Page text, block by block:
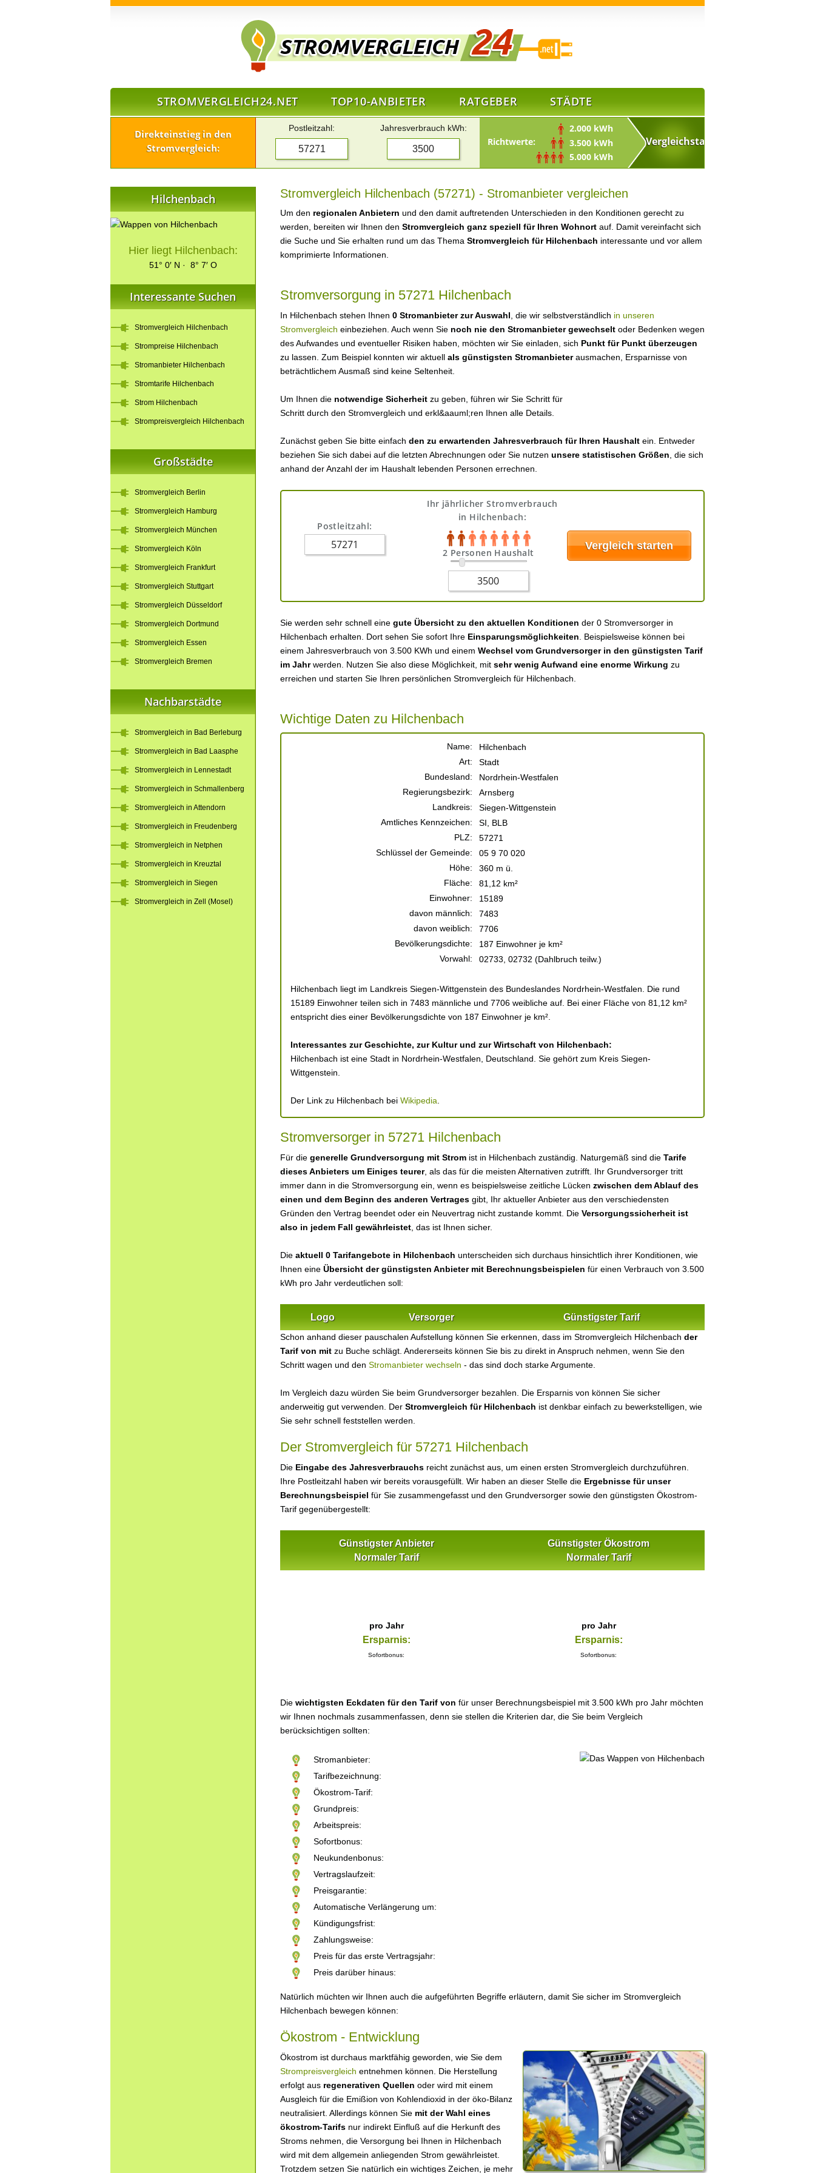
STROMVERGLEICH24.NET TOP10-ANBIETER RATGEBER STÄDTE
Direkteinstieg in den
Stromvergleich:
Postleitzahl: Jahresverbrauch kWh:
Richtwerte:
2.000 kWh
3.500 kWh
5.000 kWh
Stromvergleich Hilchenbach (57271) - Stromanbieter vergleichen
Um den regionalen Anbietern und den damit auftretenden Unterschieden in den Konditionen gerecht zu
werden, bereiten wir Ihnen den Stromvergleich ganz speziell für Ihren Wohnort auf. Damit vereinfacht sich
die Suche und Sie erhalten rund um das Thema Stromvergleich für Hilchenbach interessante und vor allem
komprimierte Informationen.
Stromversorgung in 57271 Hilchenbach
In Hilchenbach stehen Ihnen 0 Stromanbieter zur Auswahl , die wir selbstverständlich in unseren
Stromvergleich einbeziehen. Auch wenn Sie noch nie den Stromanbieter gewechselt oder Bedenken wegen
des Aufwandes und eventueller Risiken haben, möchten wir Sie einladen, sich Punkt für Punkt überzeugen
zu lassen. Zum Beispiel konnten wir aktuell als günstigsten Stromanbieterausmachen, Ersparnisse von
beträchtlichem Ausmaß sind keine Seltenheit.
Um Ihnen die notwendige Sicherheit zu geben, führen wir Sie Schritt für
Schritt durch den Stromvergleich und erkl&aauml;ren Ihnen alle Details.
Zunächst geben Sie bitte einfach den zu erwartenden Jahresverbrauch für Ihren Haushalt ein. Entweder
beziehen Sie sich dabei auf die letzten Abrechnungen oder Sie nutzen unsere statistischen Größen , die sich
anhand der Anzahl der im Haushalt lebenden Personen errechnen.
Postleitzahl:
Ihr jährlicher Stromverbrauch
in Hilchenbach:
2 Personen Haushalt
Sie werden sehr schnell eine gute Übersicht zu den aktuellen Konditionen der 0 Stromversorger in
Hilchenbach erhalten. Dort sehen Sie sofort Ihre Einsparungsmöglichkeiten . Beispielsweise können bei
einem Jahresverbrauch von 3.500 KWh und einem Wechsel vom Grundversorger in den günstigsten Tarif
im Jahrwerden. Nutzen Sie also diese Möglichkeit, mit sehr wenig Aufwand eine enorme Wirkung zu
erreichen und starten Sie Ihren persönlichen Stromvergleich für Hilchenbach.
Wichtige Daten zu Hilchenbach
Name:
Hilchenbach
Art:
Stadt
Bundesland:
Nordrhein-Westfalen
Regierungsbezirk:
Arnsberg
Landkreis:
Siegen-Wittgenstein
Amtliches Kennzeichen:
SI, BLB
PLZ:
57271
Schlüssel der Gemeinde:
05 9 70 020
Höhe:
360 m ü.
Fläche:
81,12 km²
Einwohner:
15189
davon männlich:
7483
davon weiblich:
7706
Bevölkerungsdichte:
187 Einwohner je km²
Vorwahl:
02733, 02732 (Dahlbruch teilw.)
Hilchenbach liegt im Landkreis Siegen-Wittgenstein des Bundeslandes Nordrhein-Westfalen. Die rund
15189 Einwohner teilen sich in 7483 männliche und 7706 weibliche auf. Bei einer Fläche von 81,12 km²
entspricht dies einer Bevölkerungsdichte von 187 Einwohner je km².
Interessantes zur Geschichte, zur Kultur und zur Wirtschaft von Hilchenbach:
Hilchenbach ist eine Stadt in Nordrhein-Westfalen, Deutschland. Sie gehört zum Kreis Siegen-
Wittgenstein.
Der Link zu Hilchenbach bei Wikipedia
Stromversorger in 57271 Hilchenbach
Für die generelle Grundversorgung mit Strom ist in Hilchenbach zuständig. Naturgemäß sind die Tarife
dieses Anbieters um Einiges teurer, als das für die meisten Alternativen zutrifft. Ihr Grundversorger tritt
immer dann in die Stromversorgung ein, wenn es beispielsweise zeitliche Lücken zwischen dem Ablauf des
einen und dem Beginn des anderen Vertrages gibt, Ihr aktueller Anbieter aus den verschiedensten
Gründen den Vertrag beendet oder ein Neuvertrag nicht zustande kommt. Die Versorgungssicherheit ist
also in jedem Fall gewährleistet , das ist Ihnen sicher.
Die aktuell 0 Tarifangebote in Hilchenbach unterscheiden sich durchaus hinsichtlich ihrer Konditionen, wie
Ihnen eine Übersicht der günstigsten Anbieter mit Berechnungsbeispielen für einen Verbrauch von 3.500
kWh pro Jahr verdeutlichen soll:
Logo Versorger Günstigster Tarif
Schon anhand dieser pauschalen Aufstellung können Sie erkennen, dass im Stromvergleich Hilchenbach der
Tarif von mit zu Buche schlägt. Andererseits können Sie bis zu direkt in Anspruch nehmen, wenn Sie den
Schritt wagen und den Stromanbieter wechseln - das sind doch starke Argumente.
Im Vergleich dazu würden Sie beim Grundversorger bezahlen. Die Ersparnis von können Sie sicher
anderweitig gut verwenden. Der Stromvergleich für Hilchenbach ist denkbar einfach zu bewerkstelligen, wie
Sie sehr schnell feststellen werden.
Der Stromvergleich für 57271 Hilchenbach
Die Eingabe des Jahresverbrauchs reicht zunächst aus, um einen ersten Stromvergleich durchzuführen.
Ihre Postleitzahl haben wir bereits vorausgefüllt. Wir haben an dieser Stelle die Ergebnisse für unser
Berechnungsbeispiel für Sie zusammengefasst und den Grundversorger sowie den günstigsten Ökostrom-
Tarif gegenübergestellt:
Günstigster Anbieter
Normaler Tarif
Günstigster Ökostrom
Normaler Tarif
pro Jahr
Ersparnis:
Sofortbonus:
pro Jahr
Ersparnis:
Sofortbonus:
Die wichtigsten Eckdaten für den Tarif von für unser Berechnungsbeispiel mit 3.500 kWh pro Jahr möchten
wir Ihnen nochmals zusammenfassen, denn sie stellen die Kriterien dar, die Sie beim Vergleich
berücksichtigen sollten:
Stromanbieter:
Tarifbezeichnung:
Ökostrom-Tarif:
Grundpreis:
Arbeitspreis:
Sofortbonus:
Neukundenbonus:
Vertragslaufzeit:
Preisgarantie:
Automatische Verlängerung um:
Kündigungsfrist:
Zahlungsweise:
Preis für das erste Vertragsjahr:
Preis darüber hinaus:
Natürlich müchten wir Ihnen auch die aufgeführten Begriffe erläutern, damit Sie sicher im Stromvergleich
Hilchenbach bewegen können:
Ökostrom - Entwicklung
Ökostrom ist durchaus marktfähig geworden, wie Sie dem
Strompreisvergleich entnehmen können. Die Herstellung
erfolgt aus regenerativen Quellen oder wird mit einem
Ausgleich für die Emißion von Kohlendioxid in der öko-Bilanz
neutralisiert. Allerdings können Sie mit der Wahl eines
ökostrom-Tarifs nur indirekt Einfluß auf die Herkunft des
Stroms nehmen, die Versorgung bei Ihnen in Hilchenbach
wird mit dem allgemein anliegenden Strom gewährleistet.
Trotzdem setzen Sie natürlich ein wichtiges Zeichen, je mehr
Hilchenbach
Hier liegt Hilchenbach:
51° 0′ N · 8° 7′ O
Interessante Suchen
Stromvergleich Hilchenbach
Strompreise Hilchenbach
Stromanbieter Hilchenbach
Stromtarife Hilchenbach
Strom Hilchenbach
Strompreisvergleich Hilchenbach
Großstädte
Stromvergleich Berlin
Stromvergleich Hamburg
Stromvergleich München
Stromvergleich Köln
Stromvergleich Frankfurt
Stromvergleich Stuttgart
Stromvergleich Düsseldorf
Stromvergleich Dortmund
Stromvergleich Essen
Stromvergleich Bremen
Nachbarstädte
Stromvergleich in Bad Berleburg
Stromvergleich in Bad Laasphe
Stromvergleich in Lennestadt
Stromvergleich in Schmallenberg
Stromvergleich in Attendorn
Stromvergleich in Freudenberg
Stromvergleich in Netphen
Stromvergleich in Kreuztal
Stromvergleich in Siegen
Stromvergleich in Zell (Mosel)